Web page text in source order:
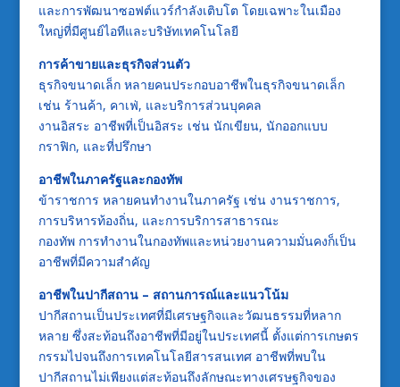
และการพัฒนาซอฟต์แวร์กำลังเติบโต โดยเฉพาะในเมือง
ใหญ่ที่มีศูนย์ไอทีและบริษัทเทคโนโลยี
การค้าขายและธุรกิจส่วนตัว
ธุรกิจขนาดเล็ก หลายคนประกอบอาชีพในธุรกิจขนาดเล็ก
เช่น ร้านค้า, คาเฟ่, และบริการส่วนบุคคล
งานอิสระ อาชีพที่เป็นอิสระ เช่น นักเขียน, นักออกแบบ
กราฟิก, และที่ปรึกษา
อาชีพในภาครัฐและกองทัพ
ข้าราชการ หลายคนทำงานในภาครัฐ เช่น งานราชการ,
การบริหารท้องถิ่น, และการบริการสาธารณะ
กองทัพ การทำงานในกองทัพและหน่วยงานความมั่นคงก็เป็น
อาชีพที่มีความสำคัญ
อาชีพในปากีสถาน – สถานการณ์และแนวโน้ม
ปากีสถานเป็นประเทศที่มีเศรษฐกิจและวัฒนธรรมที่หลาก
หลาย ซึ่งสะท้อนถึงอาชีพที่มีอยู่ในประเทศนี้ ตั้งแต่การเกษตร
กรรมไปจนถึงการเทคโนโลยีสารสนเทศ อาชีพที่พบใน
ปากีสถานไม่เพียงแต่สะท้อนถึงลักษณะทางเศรษฐกิจของ